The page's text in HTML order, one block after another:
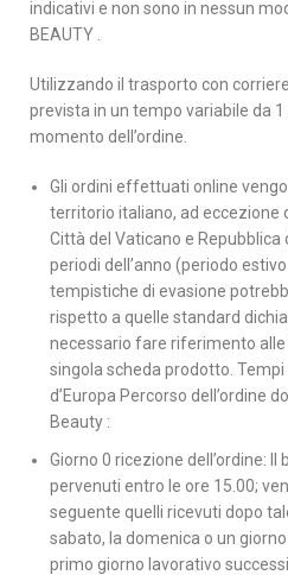
indicativi e non sono in nessun
BEAUTY .
Utilizzando il trasporto con
prevista in un tempo variabile da 1
momento dell’ordine.
Gli ordini effettuati online
territorio italiano, ad eccezione
Città del Vaticano e Repubblica
periodi dell’anno (periodo
tempistiche di evasione
rispetto a quelle standard
necessario fare riferimento
singola scheda prodotto.
d’Europa Percorso dell’ordine
Beauty :
Giorno 0 ricezione dell’ordine:
pervenuti entro le ore 15.00;
seguente quelli ricevuti dopo
sabato, la domenica o un
primo giorno lavorativo